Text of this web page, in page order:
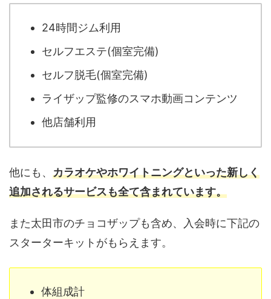
24時間ジム利用
セルフエステ(個室完備)
セルフ脱毛(個室完備)
ライザップ監修のスマホ動画コンテンツ
他店舗利用
他にも、 カラオケやホワイトニングといった新しく
追加されるサービスも全て含まれています。
また太田市のチョコザップも含め、入会時に下記の
スターターキットがもらえます。
体組成計